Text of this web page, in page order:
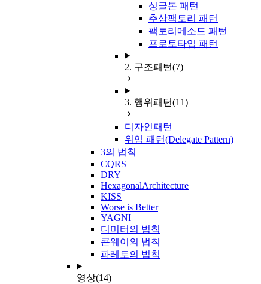
싱글톤 패턴
추상팩토리 패턴
팩토리메소드 패턴
프로토타입 패턴
2. 구조패턴(7)
3. 행위패턴(11)
디자인패턴
위임 패턴(Delegate Pattern)
3의 법칙
CQRS
DRY
HexagonalArchitecture
KISS
Worse is Better
YAGNI
디미터의 법칙
콘웨이의 법칙
파레토의 법칙
영상(14)